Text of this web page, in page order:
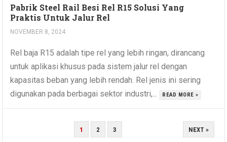
Pabrik Steel Rail Besi Rel R15 Solusi Yang
Praktis Untuk Jalur Rel
NOVEMBER 8, 2024
Rel baja R15 adalah tipe rel yang lebih ringan, dirancang
untuk aplikasi khusus pada sistem jalur rel dengan
kapasitas beban yang lebih rendah. Rel jenis ini sering
digunakan pada berbagai sektor industri,...
READ MORE »
1 2 3 NEXT »